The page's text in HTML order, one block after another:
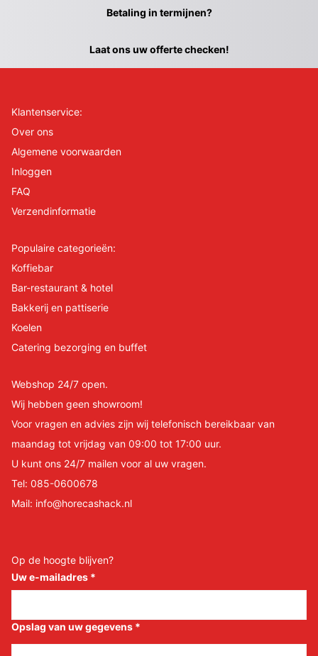
Betaling in termijnen?
Laat ons uw offerte checken!
Klantenservice:
Over ons
Algemene voorwaarden
Inloggen
FAQ
Verzendinformatie
Populaire categorieën:
Koffiebar
Bar-restaurant & hotel
Bakkerij en pattiserie
Koelen
Catering bezorging en buffet
Webshop 24/7 open.
Wij hebben geen showroom!
Voor vragen en advies zijn wij telefonisch bereikbaar van
maandag tot vrijdag van 09:00 tot 17:00 uur.
U kunt ons 24/7 mailen voor al uw vragen.
Tel: 085-0600678
Mail: info@horecashack.nl
Op de hoogte blijven?
Uw e-mailadres *
Opslag van uw gegevens *